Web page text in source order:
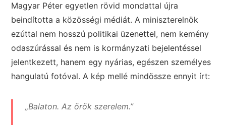
Magyar Péter egyetlen rövid mondattal újra
beindította a közösségi médiát. A miniszterelnök
ezúttal nem hosszú politikai üzenettel, nem kemény
odaszúrással és nem is kormányzati bejelentéssel
jelentkezett, hanem egy nyárias, egészen személyes
hangulatú fotóval. A kép mellé mindössze ennyit írt:
„Balaton. Az örök szerelem.”